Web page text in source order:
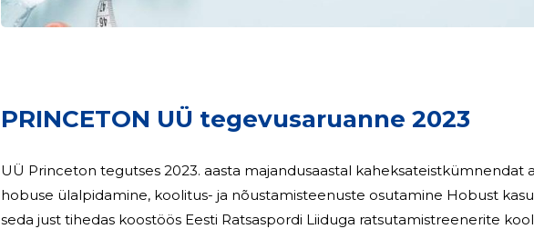
PRINCETON UÜ tegevusaruanne 2023
UÜ Princeton tegutses 2023. aasta majandusaastal kaheksateistkümnendat
hobuse ülalpidamine, koolitus- ja nõustamisteenuste osutamine Hobust kasutati koolitustegevusel ja
seda just tihedas koostöös Eesti Ratsaspordi Liiduga ratsutamistreenerite koolitamisel.